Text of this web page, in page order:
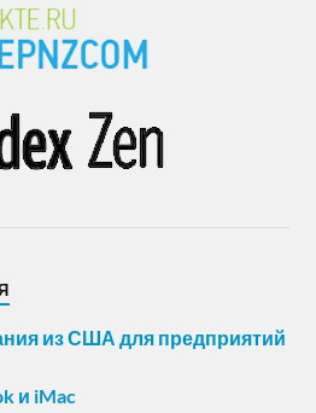
из США для предприятий
и iMac